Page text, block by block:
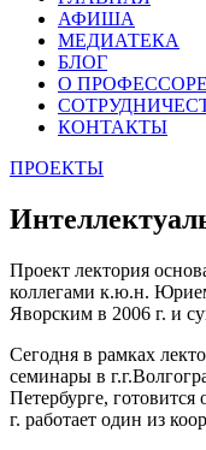
АФИША
МЕДИАТЕКА
БЛОГ
О ПРОФЕССОРЕ
КОНТАКТЫ
ПРОЕКТЫ
Проект лектория
коллегами к.ю.н.
Яворским в 2006 г. и
Сегодня в рамках
семинары в г.г.В
Петербурге, готовится
г. работает один из